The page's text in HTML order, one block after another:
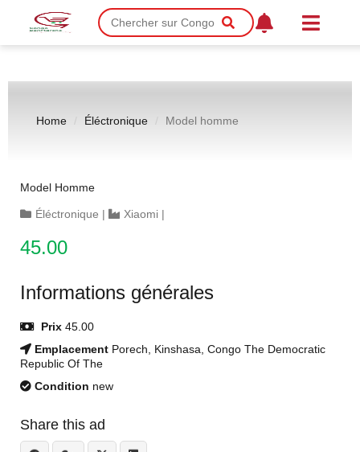
Home Éléctronique Model homme
Model Homme
Éléctronique | Xiaomi |
45.00
Informations générales
Prix 45.00
Emplacement Porech, Kinshasa, Congo The Democratic
Republic Of The
Condition new
Share this ad